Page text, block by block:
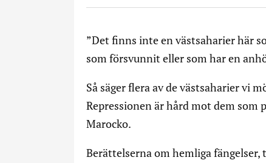
”Det finns inte en västsaharier här
som försvunnit eller som har en
Så säger flera av de västsaharier vi
Repressionen är hård mot dem
Marocko.
Berättelserna om hemliga